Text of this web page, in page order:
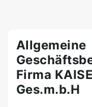
Allgemeine
Firma
Ges.m.b.H